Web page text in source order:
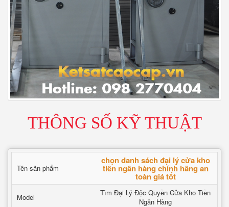
THÔNG SỐ KỸ THUẬT
Tên sản phẩm
chọn danh sách đại lý cửa kho
tiền ngân hàng chính hãng an
toàn giá tốt
Model
Tìm Đại Lý Độc Quyền Cửa Kho Tiền
Ngân Hàng